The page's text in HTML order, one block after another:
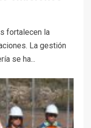
fortalecen la
La gestión
se ha...